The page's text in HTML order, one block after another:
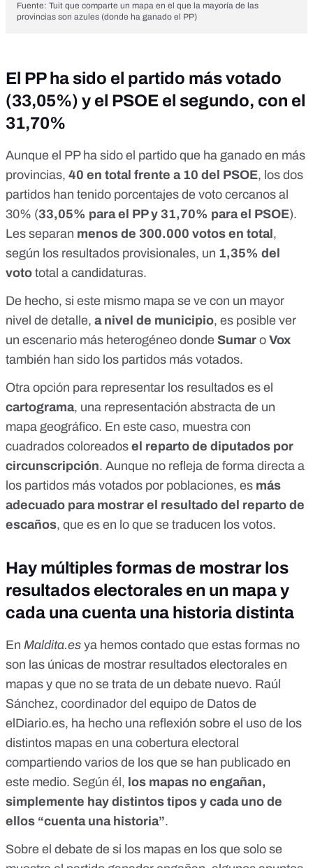
Fuente: Tuit que comparte un mapa en el que la mayoría de las
provincias son azules (donde ha ganado el PP)
El PP ha sido el partido más votado
(33,05%) y el PSOE el segundo, con el
31,70%
Aunque el PP ha sido el partido que ha ganado en más
provincias, 40 en total frente a 10 del PSOE, los dos
partidos han tenido porcentajes de voto cercanos al
30% (33,05% para el PP y 31,70% para el PSOE).
Les separan menos de 300.000 votos en total ,
según los resultados provisionales, un 1,35% del
voto total a candidaturas.
De hecho, si este mismo mapa se ve con un mayor
nivel de detalle, a nivel de municipio, es posible ver
un escenario más heterogéneo donde Sumar o Vox
también han sido los partidos más votados.
Otra opción para representar los resultados es el
cartograma, una representación abstracta de un
mapa geográfico. En este caso, muestra con
cuadrados coloreados el reparto de diputados por
circunscripción. Aunque no refleja de forma directa a
los partidos más votados por poblaciones, es más
adecuado para mostrar el resultado del reparto de
escaños, que es en lo que se traducen los votos.
Hay múltiples formas de mostrar los
resultados electorales en un mapa y
cada una cuenta una historia distinta
En Maldita.es ya hemos contado que estas formas no
son las únicas de mostrar resultados electorales en
mapas y que no se trata de un debate nuevo. Raúl
Sánchez, coordinador del equipo de Datos de
elDiario.es, ha hecho una reflexión sobre el uso de los
distintos mapas en una cobertura electoral
compartiendo varios de los que se han publicado en
este medio. Según él, los mapas no engañan,
simplemente hay distintos tipos y cada uno de
ellos “cuenta una historia”.
Sobre el debate de si los mapas en los que solo se